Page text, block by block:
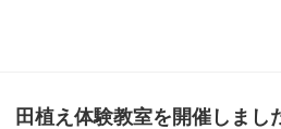
田植え体験教室を開催しまし